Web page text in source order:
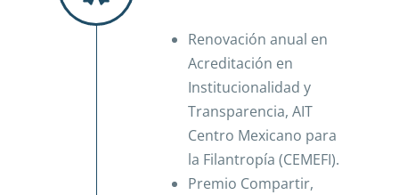
Renovación anual en
Acreditación en
Institucionalidad y
Transparencia, AIT
Centro Mexicano para
la Filantropía (CEMEFI).
Premio Compartir,